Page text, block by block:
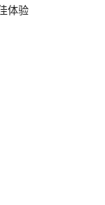
体验